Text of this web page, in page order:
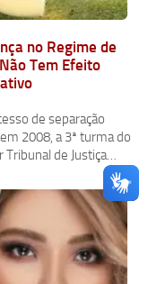
no Regime de
Tem Efeito
de separação
2008, a 3ª turma do
Tribunal de Justiça…